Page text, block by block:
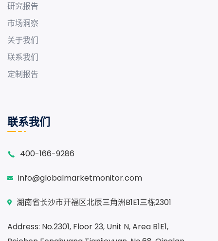
研究报告
市场洞察
关于我们
联系我们
定制报告
联系我们
400-166-9286
info@globalmarketmonitor.com
湖南省长沙市开福区北辰三角洲B1E1三栋2301
Address: No.2301, Floor 23, Unit N, Area B1E1,